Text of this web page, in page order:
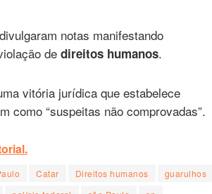
notas manifestando
de direitos humanos.
vitória jurídica que estabelece
como “suspeitas não comprovadas”.
Catar Direitos humanos
guarulhos